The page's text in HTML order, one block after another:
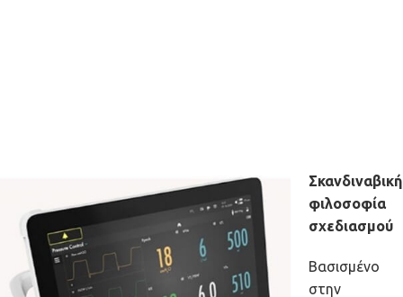
Σκανδιναβική
φιλοσοφία
σχεδιασμού
Βασισμένο
στην